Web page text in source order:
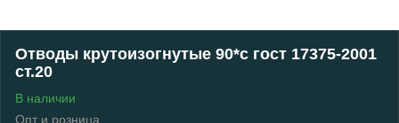
Отводы крутоизогнутые 90*с гост 17375-2001
ст.20
В наличии
Опт и розница